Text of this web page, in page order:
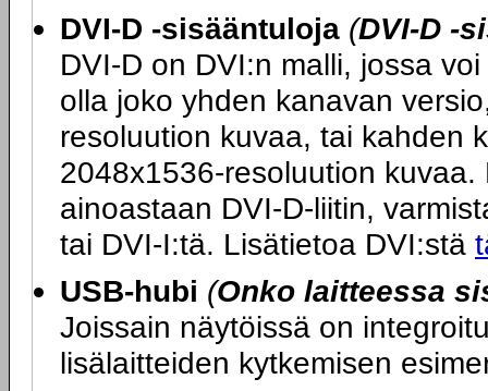
DVI-D -sisääntuloja (DVI-D -
DVI-D on DVI:n malli, jossa
olla joko yhden kanavan
resoluution kuvaa, tai kahden
2048x1536-resoluution
ainoastaan DVI-D-liitin,
tai DVI-I:tä. Lisätietoa DVI:stä
USB-hubi (Onko laitteessa
Joissain näytöissä on
lisälaitteiden kytkemisen